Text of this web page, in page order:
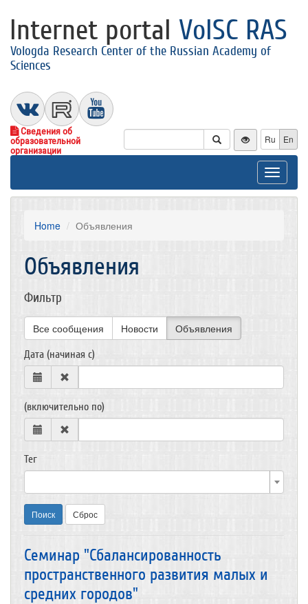
Internet portal VolSC RAS
Vologda Research Center of the Russian Academy of
Sciences
Сведения об
образовательной
организации
Ru En
Toggle
Home Объявления
Объявления
Фильтр
Все сообщения Новости Объявления
Дата (начиная с)
(включительно по)
Тег
Поиск Сброс
Семинар "Сбалансированность
пространственного развития малых и
средних городов"